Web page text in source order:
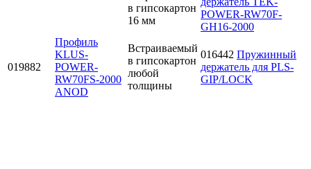
в гипсокартон
16 мм
POWER-RW70F-
GH16-2000
019882
Профиль
KLUS-
POWER-
RW70FS-2000
ANOD
Встраиваемый
в гипсокартон
любой
толщины
016442 Пружинный
держатель для PLS-
GIP/LOCK